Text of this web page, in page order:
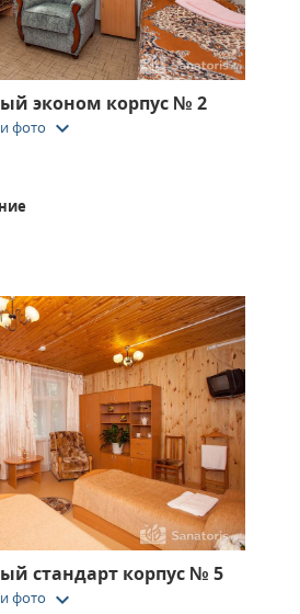
эконом корпус № 2
фото keyboard_arrow_down
стандарт корпус № 5
фото keyboard_arrow_down